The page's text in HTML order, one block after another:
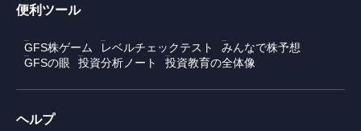
便利ツール
GFS株ゲーム レベルチェックテスト
みんなで株予想
GFSの眼
投資分析ノート 投資教育の全体像
ヘルプ